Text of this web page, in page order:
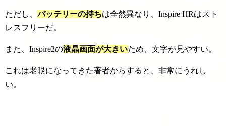
ただし、バッテリーの持ちは全然異なり、Inspire HRはスト
レスフリーだ。
また、Inspire2の液晶画面が大きいため、文字が見やすい。
これは老眼になってきた著者からすると、非常にうれし
い。